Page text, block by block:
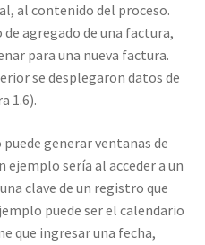
al contenido del proceso.
agregado de una factura,
para una nueva factura.
se desplegaron datos de
1.6).
generar ventanas de
sería al acceder a un
clave de un registro que
puede ser el calendario
que ingresar una fecha,